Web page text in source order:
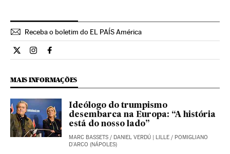
Receba o boletim do EL PAÍS América
Internacional El País Brasil en Twitter
Internacional El País Brasil en Instagram
Internacional El País Brasil en Facebook
MAIS INFORMAÇÕES
Ideólogo do trumpismo
desembarca na Europa: “A história
está do nosso lado”
MARC BASSETS / DANIEL VERDÚ | LILLE / POMIGLIANO
D'ARCO (NÁPOLES)